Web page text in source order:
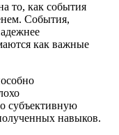
то, как события
События,
как важные
субъективную
навыков.